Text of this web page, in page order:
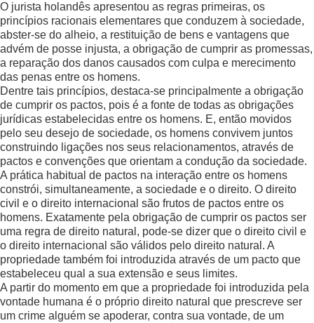
O jurista holandês apresentou as regras primeiras, os
princípios racionais elementares que conduzem à sociedade,
abster-se do alheio, a restituição de bens e vantagens que
advém de posse injusta, a obrigação de cumprir as promessas,
a reparação dos danos causados com culpa e merecimento
das penas entre os homens.
Dentre tais princípios, destaca-se principalmente a obrigação
de cumprir os pactos, pois é a fonte de todas as obrigações
jurídicas estabelecidas entre os homens. E, então movidos
pelo seu desejo de sociedade, os homens convivem juntos
construindo ligações nos seus relacionamentos, através de
pactos e convenções que orientam a condução da sociedade.
A prática habitual de pactos na interação entre os homens
constrói, simultaneamente, a sociedade e o direito. O direito
civil e o direito internacional são frutos de pactos entre os
homens. Exatamente pela obrigação de cumprir os pactos ser
uma regra de direito natural, pode-se dizer que o direito civil e
o direito internacional são válidos pelo direito natural. A
propriedade também foi introduzida através de um pacto que
estabeleceu qual a sua extensão e seus limites.
A partir do momento em que a propriedade foi introduzida pela
vontade humana é o próprio direito natural que prescreve ser
um crime alguém se apoderar, contra sua vontade, de um